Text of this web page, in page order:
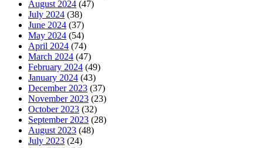
August 2024 (47)
July 2024 (38)
June 2024 (37)
May 2024 (54)
April 2024 (74)
March 2024 (47)
February 2024 (49)
January 2024 (43)
December 2023 (37)
November 2023 (23)
October 2023 (32)
September 2023 (28)
August 2023 (48)
July 2023 (24)